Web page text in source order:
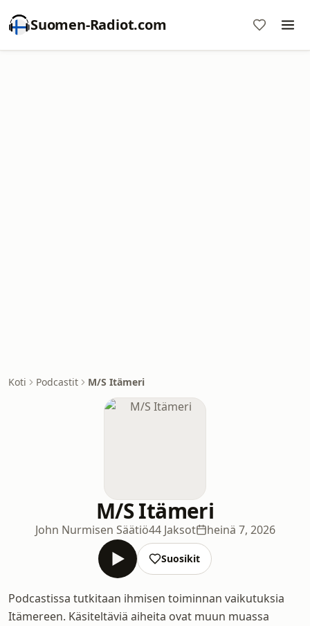
Suomen-Radiot.com
Koti Podcastit M/S Itämeri
M/S Itämeri
John Nurmisen Säätiö44 Jaksot heinä 7, 2026
Suosikit
Podcastissa tutkitaan ihmisen toiminnan vaikutuksia
Itämereen. Käsiteltäviä aiheita ovat muun muassa